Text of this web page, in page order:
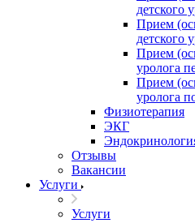
детского
Прием
детского
Прием
уролога
Прием
уролога
Физиотерапия
ЭКГ
Отзывы
Вакансии
Услуги
Услуги